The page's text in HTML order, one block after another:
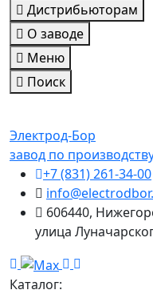
Дистрибьюторам
О заводе
Меню
Поиск
Электрод-Бор
завод по
+7 (831) 261-34-00
606440,
улица
Каталог: